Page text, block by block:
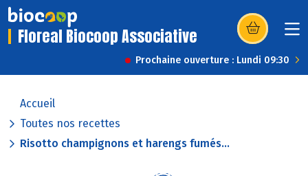
Floreal Biocoop Associative (s’ouvre dans
Prochaine ouverture : Lundi 09:30
Accueil
Toutes nos recettes
Risotto champignons et harengs fumés...